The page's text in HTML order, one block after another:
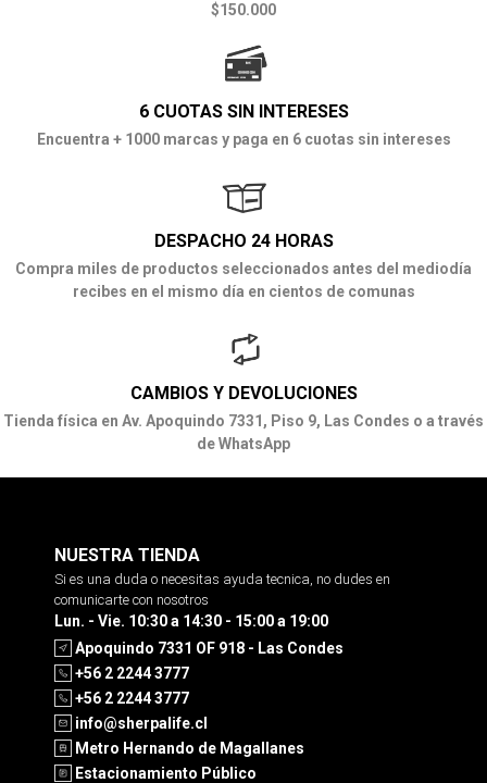
$150.000
6 CUOTAS SIN INTERESES
Encuentra + 1000 marcas y paga en 6 cuotas sin intereses
DESPACHO 24 HORAS
Compra miles de productos seleccionados antes del mediodía
recibes en el mismo día en cientos de comunas
CAMBIOS Y DEVOLUCIONES
Tienda física en Av. Apoquindo 7331, Piso 9, Las Condes o a través
de WhatsApp
NUESTRA TIENDA
Si es una duda o necesitas ayuda tecnica, no dudes en
comunicarte con nosotros
Lun. - Vie. 10:30 a 14:30 - 15:00 a 19:00
Apoquindo 7331 OF 918 - Las Condes
+56 2 2244 3777
+56 2 2244 3777
info@sherpalife.cl
Metro Hernando de Magallanes
Estacionamiento Público